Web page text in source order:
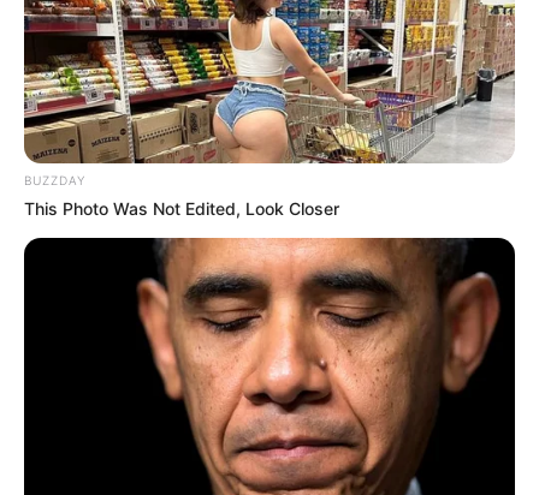
“Todo pasó en un abrir y cerrar de
ojos, ver cómo un factor ambiental
o un producto de uso cotidiano
puede detonar un padecimiento
BUZZDAY
This Photo Was Not Edited, Look Closer